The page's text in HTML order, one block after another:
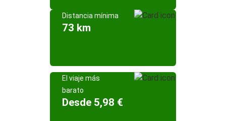
Distancia mínima
73 km
El viaje más
barato
Desde 5,98 €